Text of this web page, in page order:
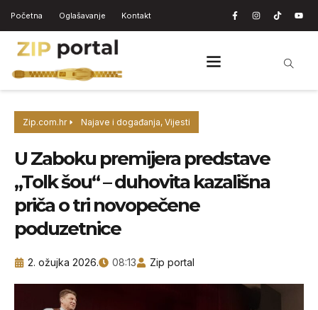
Početna Oglašavanje Kontakt
Zip.com.hr Najave i događanja, Vijesti
U Zaboku premijera predstave
„Tolk šou“ – duhovita kazališna
priča o tri novopečene
poduzetnice
2. ožujka 2026. 08:13 Zip portal